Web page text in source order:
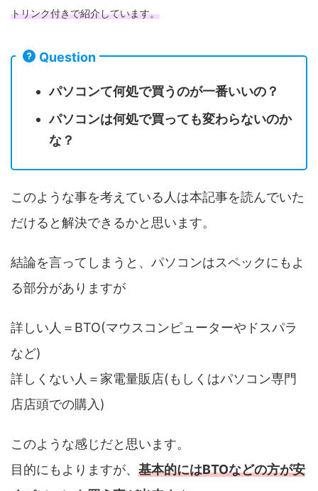
トリンク付きで紹介しています。
Question
パソコンて何処で買うのが一番いいの？
パソコンは何処で買っても変わらないのか
な？
このような事を考えている人は本記事を読んでいた
だけると解決できるかと思います。
結論を言ってしまうと、パソコンはスペックにもよ
る部分がありますが
詳しい人＝BTO(マウスコンピューターやドスパラ
など)
詳しくない人＝家電量販店(もしくはパソコン専門
店店頭での購入)
このような感じだと思います。
目的にもよりますが、 基本的にはBTOなどの方が安